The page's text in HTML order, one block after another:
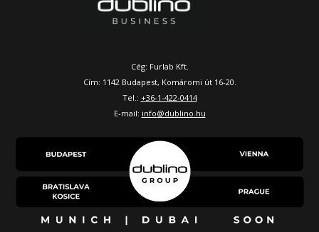
Cég: Furlab Kft.
Cím: 1142 Budapest, Komáromi út 16-20.
Tel.: +36-1-422-0414
E-mail: info@dublino.hu